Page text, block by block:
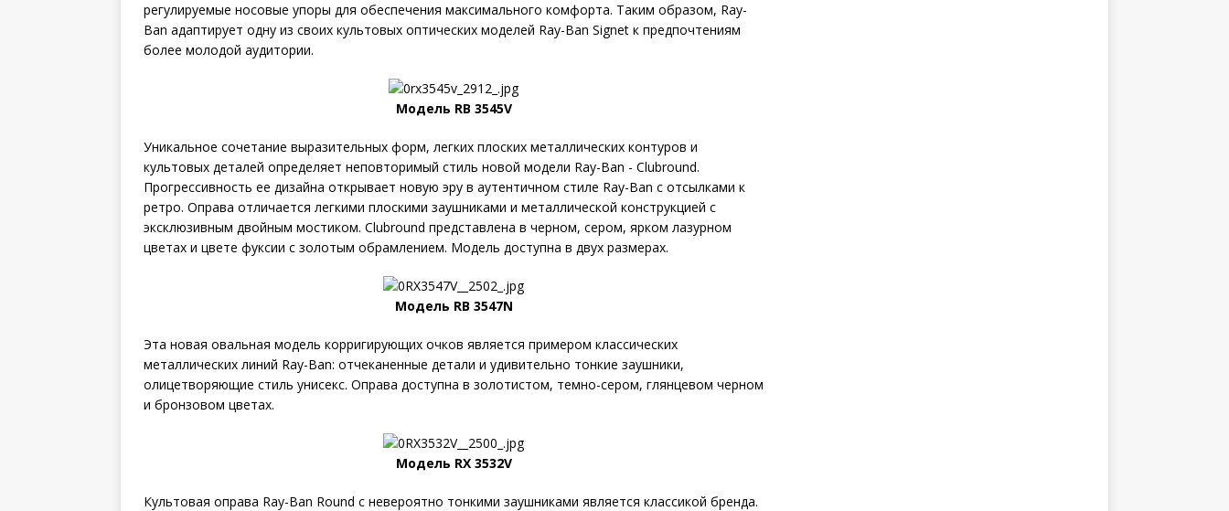
регулируемые носовые упоры для обеспечения максимального комфорта. Таким образом, Ray-
Ban адаптирует одну из своих культовых оптических моделей Ray-Ban Signet к предпочтениям
более молодой аудитории.
Модель RB 3545V
Уникальное сочетание выразительных форм, легких плоских металлических контуров и
культовых деталей определяет неповторимый стиль новой модели Ray-Ban - Clubround.
Прогрессивность ее дизайна открывает новую эру в аутентичном стиле Ray-Ban с отсылками к
ретро. Оправа отличается легкими плоскими заушниками и металлической конструкцией с
эксклюзивным двойным мостиком. Clubround представлена в черном, сером, ярком лазурном
цветах и цвете фуксии с золотым обрамлением. Модель доступна в двух размерах.
Модель RB 3547N
Эта новая овальная модель корригирующих очков является примером классических
металлических линий Ray-Ban: отчеканенные детали и удивительно тонкие заушники,
олицетворяющие стиль унисекс. Оправа доступна в золотистом, темно-сером, глянцевом черном
и бронзовом цветах.
Модель RX 3532V
Культовая оправа Ray-Ban Round с невероятно тонкими заушниками является классикой бренда.